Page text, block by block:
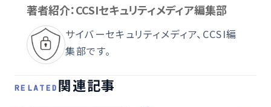
著者紹介：CCSIセキュリティメディア編集部
サイバーセキュリティメディア、CCSI編
集部です。
RELATED 関連記事